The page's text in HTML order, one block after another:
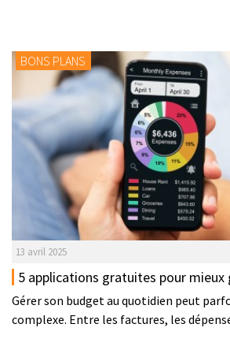
BONS PLANS
13 avril 2025
5 applications gratuites pour
Gérer son budget au quotidien peut
complexe. Entre les factures, les